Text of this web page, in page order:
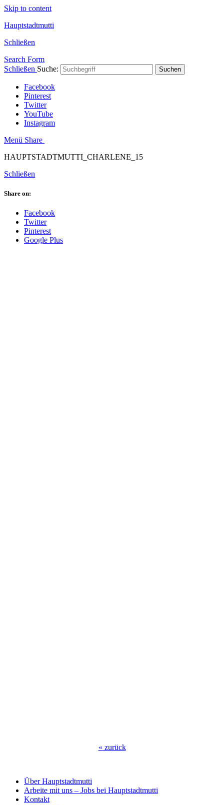
Skip to content
Hauptstadtmutti
Schließen
Search Form
Schließen Suche: Suchen
Facebook
Pinterest
Twitter
YouTube
Instagram
Menü Share
HAUPTSTADTMUTTI_CHARLENE_15
Schließen
Share on:
Facebook
Twitter
Pinterest
Google Plus
« zurück
Über Hauptstadtmutti
Arbeite mit uns – Jobs bei Hauptstadtmutti
Kontakt